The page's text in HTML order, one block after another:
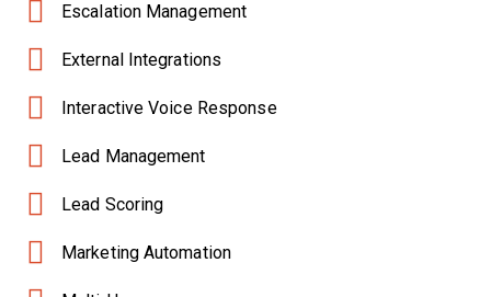
Escalation Management
External Integrations
Interactive Voice Response
Lead Management
Lead Scoring
Marketing Automation